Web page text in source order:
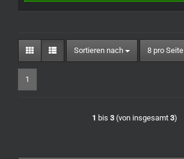
Sortieren nach
Sortieren nach 8 pro Seite
pro Seite
1
1 bis 3 (von insgesamt 3)